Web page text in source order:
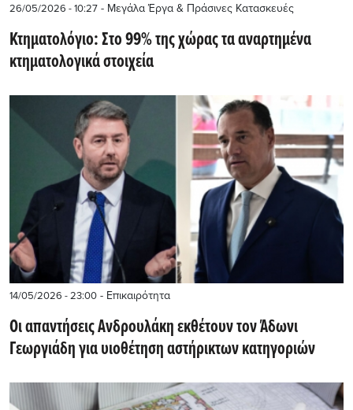
26/05/2026 - 10:27 - Μεγάλα Έργα & Πράσινες Κατασκευές
Κτηματολόγιο: Στο 99% της χώρας τα αναρτημένα
κτηματολογικά στοιχεία
14/05/2026 - 23:00 - Επικαιρότητα
Οι απαντήσεις Ανδρουλάκη εκθέτουν τον Άδωνι
Γεωργιάδη για υιοθέτηση αστήρικτων κατηγοριών